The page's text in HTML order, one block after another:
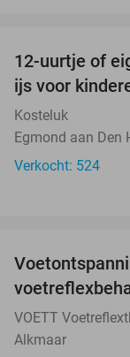
12-uurtje of
ijs voor
Kosteluk
Egmond aan Den
Verkocht: 524
OUT
VOETT
Alkmaar